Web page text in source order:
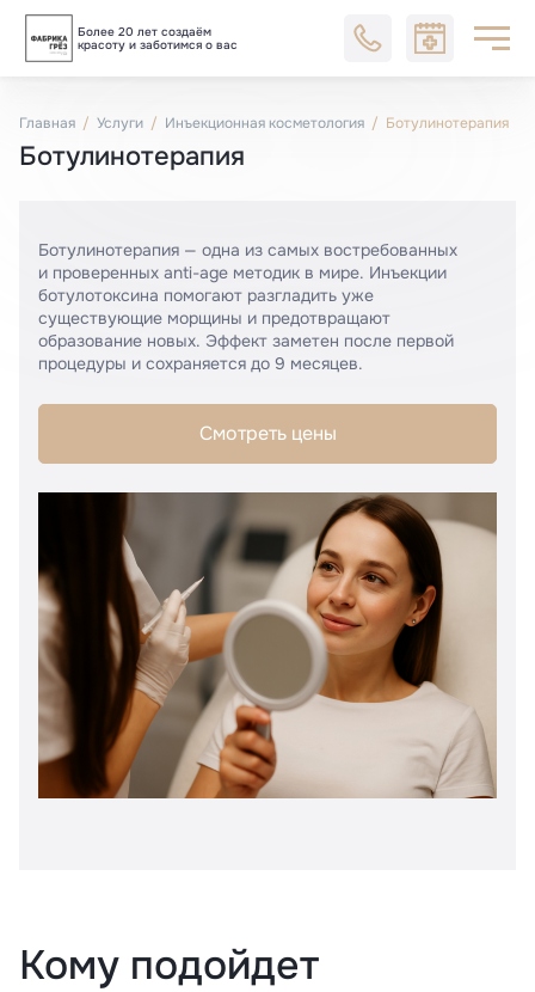
Более 20 лет создаём
красоту и заботимся о вас
Блог
Главная Услуги Инъекционная косметология Ботулинотерапия
Ботулинотерапия
Ботулинотерапия — одна из самых востребованных
и проверенных anti-age методик в мире. Инъекции
ботулотоксина помогают разгладить уже
существующие морщины и предотвращают
образование новых. Эффект заметен после первой
процедуры и сохраняется до 9 месяцев.
Смотреть цены
Кому подойдет